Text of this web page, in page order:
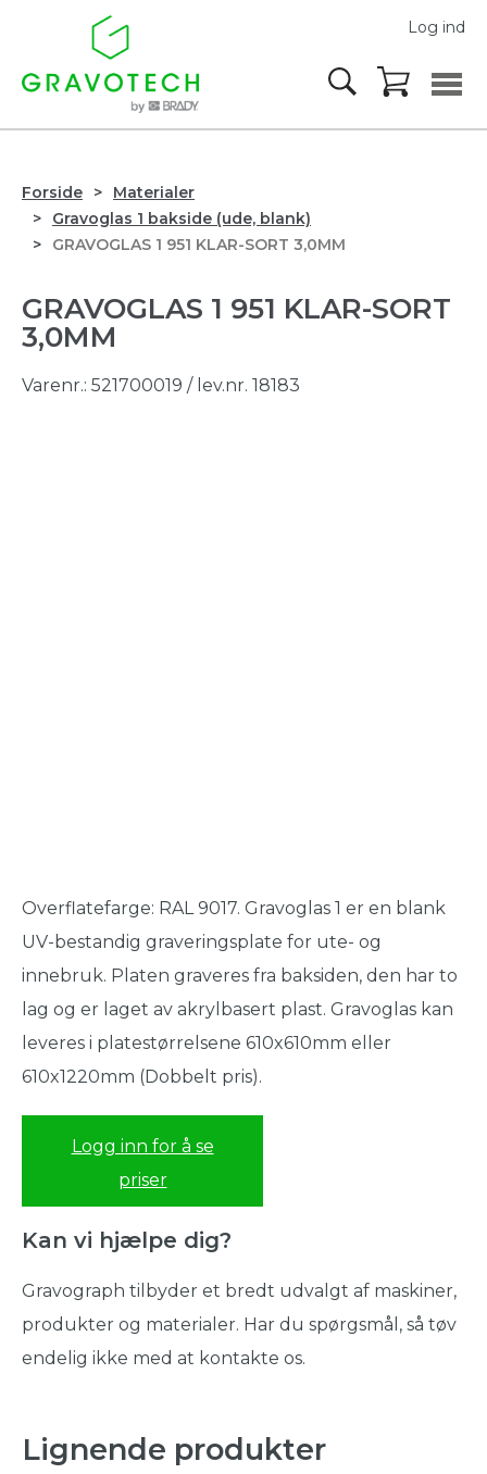
Log ind
Forside
Materialer
Gravoglas 1 bakside (ude, blank)
GRAVOGLAS 1 951 KLAR-SORT 3,0MM
GRAVOGLAS 1 951 KLAR-SORT
3,0MM
Varenr.: 521700019 / lev.nr. 18183
Overflatefarge: RAL 9017. Gravoglas 1 er en blank
UV-bestandig graveringsplate for ute- og
innebruk. Platen graveres fra baksiden, den har to
lag og er laget av akrylbasert plast. Gravoglas kan
leveres i platestørrelsene 610x610mm eller
610x1220mm (Dobbelt pris).
Logg inn for å se
priser
Kan vi hjælpe dig?
Gravograph tilbyder et bredt udvalgt af maskiner,
produkter og materialer. Har du spørgsmål, så tøv
endelig ikke med at kontakte os.
Lignende produkter